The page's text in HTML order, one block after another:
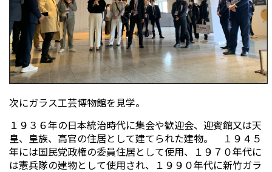
次にガラス工芸博物館を見学。
１９３６年の日本統治時代に集会や歓迎会、迎賓館又は天
皇、皇族、高官の住居として建てられた建物。 １９４５
年には国民党政権の委員住居として使用、１９７０年代に
は憲兵隊の建物として使用され、１９９０年代に新竹ガラ